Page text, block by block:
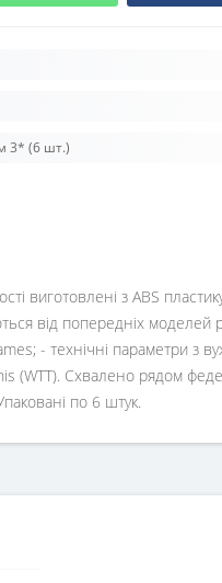
3* (6 шт.)
виготовлені з ABS
від попередніх
- технічні параметри з
(WTT). Схвалено рядом
по 6 штук.